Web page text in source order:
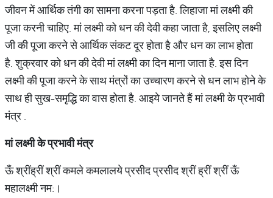
जीवन में आर्थिक तंगी का सामना करना पड़ता है. लिहाजा मां लक्ष्मी की
पूजा करनी चाहिए. मां लक्ष्मी को धन की देवी कहा जाता है, इसलिए लक्ष्मी
जी की पूजा करने से आर्थिक संकट दूर होता है और धन का लाभ होता
है. शुक्रवार को धन की देवी मां लक्ष्मी का दिन माना जाता है. इस दिन
लक्ष्मी की पूजा करने के साथ मंत्रों का उच्चारण करने से धन लाभ होने के
साथ ही सुख-समृद्धि का वास होता है. आइये जानते हैं मां लक्ष्मी के प्रभावी
मंत्र .
मां लक्ष्मी के प्रभावी मंत्र
ऊँ श्रींह्रीं श्रीं कमले कमलालये प्रसीद प्रसीद श्रीं ह्रीं श्रीं ऊँ
महालक्ष्मी नम:।